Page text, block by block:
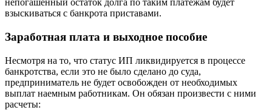
непогашенный остаток долга по таким платежам будет
взыскиваться с банкрота приставами.
Заработная плата и выходное пособие
Несмотря на то, что статус ИП ликвидируется в процессе
банкротства, если это не было сделано до суда,
предприниматель не будет освобожден от необходимых
выплат наемным работникам. Он обязан произвести с ними
расчеты: